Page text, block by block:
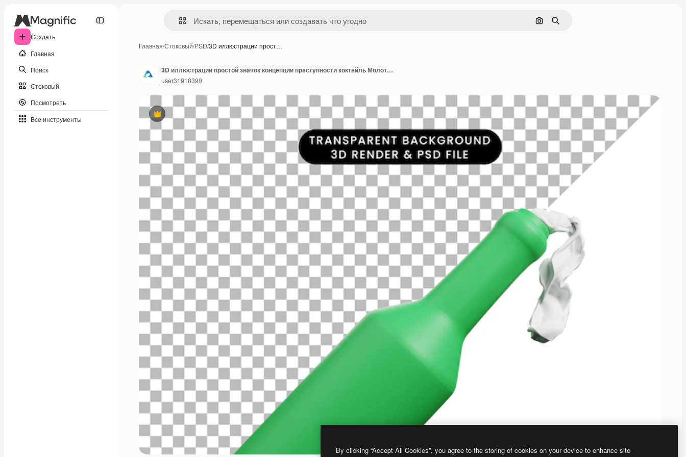
Создать
Главная
Поиск
Стоковый
Посмотреть
Все инструменты
Поиск по изображению
Поиск
Главная/Стоковый/PSD/3D иллюстрации прост…
Премиум
3D иллюстрации простой значок концепции преступности коктейль Молотова
user31918390
By clicking “Accept All Cookies”, you agree to the storing of cookies on your device to enhance site